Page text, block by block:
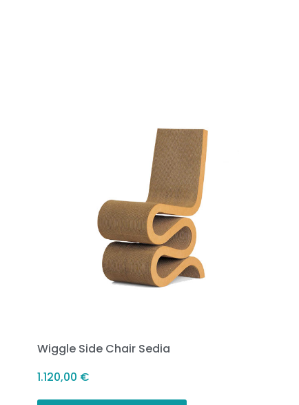
Wiggle Side Chair Sedia
1.120,00 €